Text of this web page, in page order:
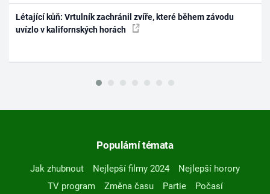
Létající kůň: Vrtulník zachránil zvíře, které během závodu
uvízlo v kalifornských horách
Populární témata
Jak zhubnout Nejlepší filmy 2024
Nejlepší horory
TV program
Změna času Partie
Počasí